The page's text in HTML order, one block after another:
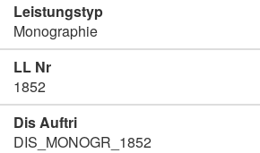
Leistungstyp
Monographie
LL Nr
1852
Dis Auftri
DIS_MONOGR_1852